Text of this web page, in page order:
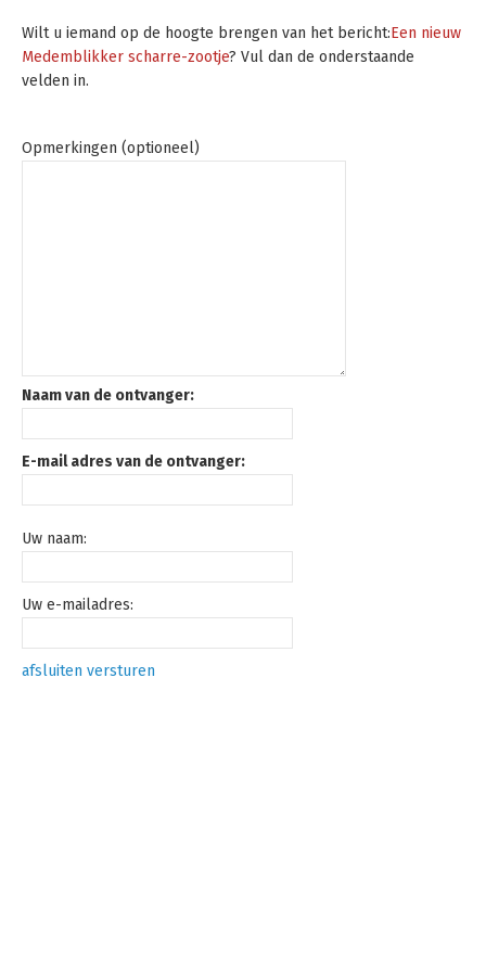
Wilt u iemand op de hoogte brengen van het bericht:Een nieuw
Medemblikker scharre-zootje? Vul dan de onderstaande
velden in.
Opmerkingen (optioneel)
Naam van de ontvanger:
E-mail adres van de ontvanger:
Uw naam:
Uw e-mailadres:
afsluiten versturen